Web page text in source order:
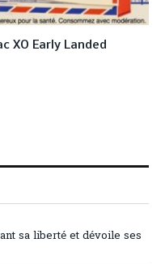
XO Early Landed
sa liberté et dévoile ses